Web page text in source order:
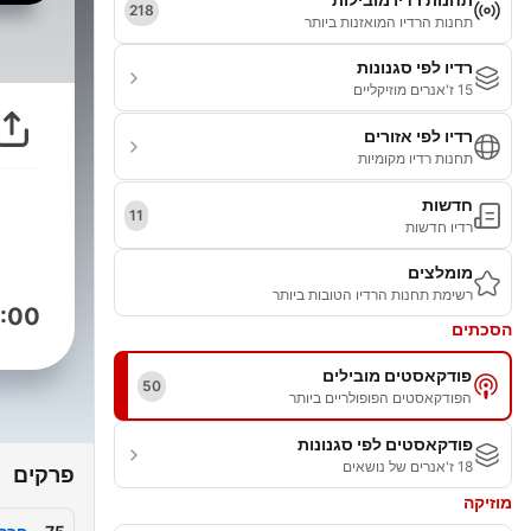
תחנות הרדיו המואזנות ביותר
218
רדיו לפי סגנונות
15 ז'אנרים מוזיקליים
רדיו לפי אזורים
תחנות רדיו מקומיות
חדשות
רדיו חדשות
11
מומלצים
רשימת תחנות הרדיו הטובות ביותר
הסכתים
פודקאסטים מובילים
הפודקאסטים הפופולריים ביותר
50
פודקאסטים לפי סגנונות
18 ז'אנרים של נושאים
מוזיקה
פרקים